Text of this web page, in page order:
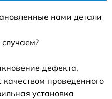
нами детали
дефекта,
проведенного
установка